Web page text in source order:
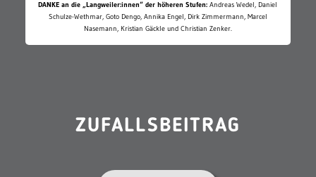
DANKE an die „Langweiler:innen“ der höheren Stufen: Andreas Wedel, Daniel
Schulze-Wethmar, Goto Dengo, Annika Engel, Dirk Zimmermann, Marcel
Nasemann, Kristian Gäckle und Christian Zenker.
ZUFALLSBEITRAG